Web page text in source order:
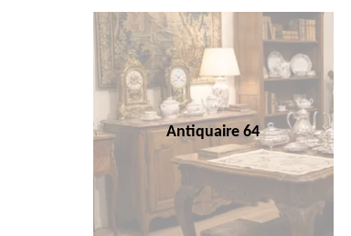
Antiquaire 64